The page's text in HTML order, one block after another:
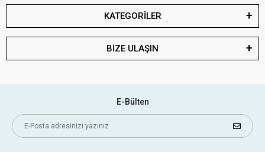
KATEGORİLER
BİZE ULAŞIN
E-Bülten